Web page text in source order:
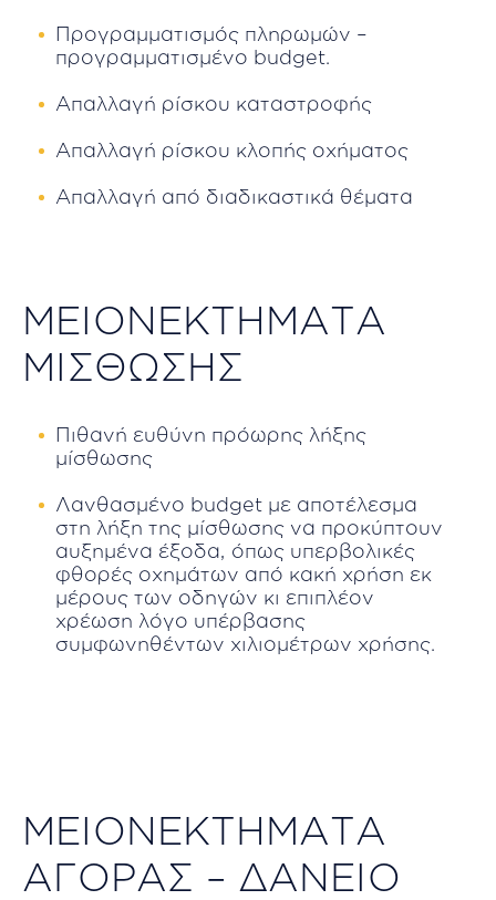
Προγραμματισμός πληρωμών –
προγραμματισμένο budget.
Απαλλαγή ρίσκου καταστροφής
Απαλλαγή ρίσκου κλοπής οχήματος
Απαλλαγή από διαδικαστικά θέματα
ΜΕΙΟΝΕΚΤΗΜΑΤΑ
ΜΙΣΘΩΣΗΣ
Πιθανή ευθύνη πρόωρης λήξης
μίσθωσης
Λανθασμένο budget με αποτέλεσμα
στη λήξη της μίσθωσης να προκύπτουν
αυξημένα έξοδα, όπως υπερβολικές
φθορές οχημάτων από κακή χρήση εκ
μέρους των οδηγών κι επιπλέον
χρέωση λόγο υπέρβασης
συμφωνηθέντων χιλιομέτρων χρήσης.
ΜΕΙΟΝΕΚΤΗΜΑΤΑ
ΑΓΟΡΑΣ – ΔΑΝΕΙΟ